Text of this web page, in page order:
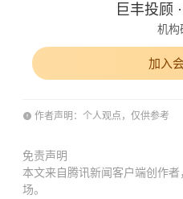
巨丰投顾
机构
加入
作者声明：个人观点，仅供参考
免责声明
本文来自腾讯新闻客户端创作
场。